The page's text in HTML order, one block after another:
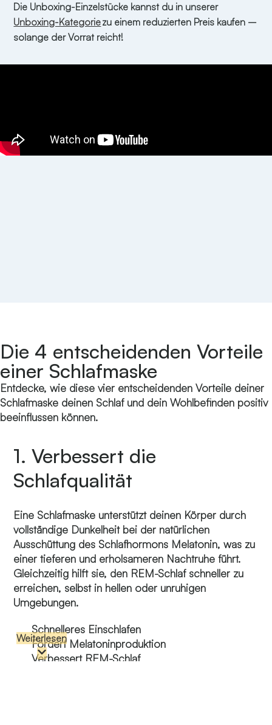
Die Unboxing-Einzelstücke kannst du in unserer
Unboxing-Kategoriezu einem reduzierten Preis kaufen –
solange der Vorrat reicht!
Die 4 entscheidenden Vorteile
einer Schlafmaske
Entdecke, wie diese vier entscheidenden Vorteile deiner
Schlafmaske deinen Schlaf und dein Wohlbefinden positiv
beeinflussen können.
1. Verbessert die
Schlafqualität
Eine Schlafmaske unterstützt deinen Körper durch
vollständige Dunkelheit bei der natürlichen
Ausschüttung des Schlafhormons Melatonin, was zu
einer tieferen und erholsameren Nachtruhe führt.
Gleichzeitig hilft sie, den REM-Schlaf schneller zu
erreichen, selbst in hellen oder unruhigen
Umgebungen.
Schnelleres Einschlafen
Fördert Melatoninproduktion
Verbessert REM-Schlaf
Weiterlesen